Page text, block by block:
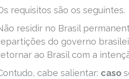
requisitos são os seguintes.
residir no Brasil
do governo
ao Brasil com a
cabe salientar: caso